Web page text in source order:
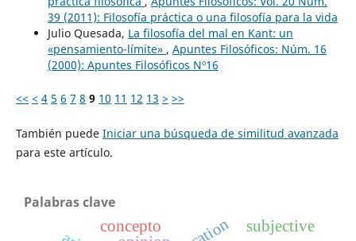
39 (2011): Filosofía práctica o una filosofía para la vida
Julio Quesada, La filosofía del mal en Kant: un
«pensamiento-límite» , Apuntes Filosóficos: Núm. 16
(2000): Apuntes Filosóficos Nº16
<< < 4 5 6 7 8 9 10 11 12 13 > >>
También puede Iniciar una búsqueda de similitud avanzada
para este artículo.
Palabras clave
concepto subjective